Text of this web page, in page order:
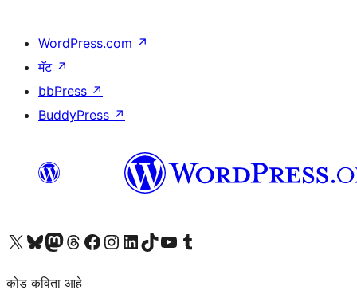
WordPress.com ↗
मॅट ↗
bbPress ↗
BuddyPress ↗
आमच्या X (एक्स) (पूर्वीचे ट्विटर) खात्याला भेट द्या आमच्या ब्लूस्की खात्याला भेट द्या.आमच्या Mastodon खात्याला भेट द्या.आमच्या थ्रेड्स खात्याला भेट द्या. आमच्या फेसबुक पेजला भेट द्या आमच्या इंस्टाग्राम खात्याला भेट द्या आमच्या लिंक्डइन खात्याला भेट द्या आमच्या टिकटॉक अकाउंटला भेट द्या.आमच्या यूट्यूब चॅनेलला भेट द्या आमच्या टंबलर खात्याला भेट द्या.
कोड कविता आहे